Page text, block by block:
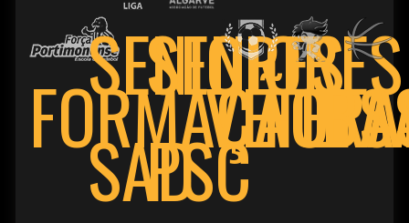
FORMAÇÃO
SENIORES
SAD
SENIORES
PSC